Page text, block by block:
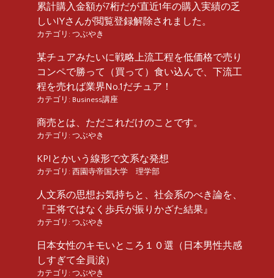
累計購入金額が7桁だが直近1年の購入実績の乏
しいIYさんが閲覧登録解除されました。
カテゴリ: つぶやき
某チュアみたいに戦略上流工程を低価格で売り
コンペで勝って（買って）食い込んで、下流工
程を売れば業界No.1だチュア！
カテゴリ: Business講座
商売とは、ただこれだけのことです。
カテゴリ: つぶやき
KPIとかいう線形で文系な発想
カテゴリ: 西園寺帝国大学 理学部
人文系の思想お気持ちと、社会系のべき論を、
『王将ではなく歩兵が振りかざた結果』
カテゴリ: つぶやき
日本女性のキモいところ１０選（日本男性共感
しすぎて全員涙）
カテゴリ: つぶやき